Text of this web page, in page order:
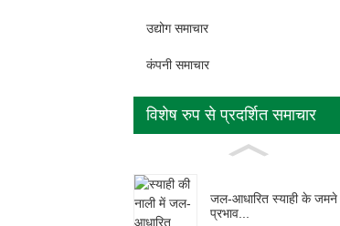
उद्योग समाचार
कंपनी समाचार
विशेष रुप से प्रदर्शित समाचार
जल-आधारित स्याही के जमने
प्रभाव...